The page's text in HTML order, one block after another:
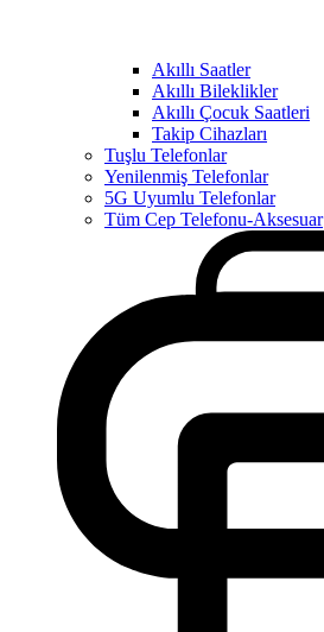
Akıllı Saatler
Akıllı Bileklikler
Akıllı Çocuk Saatleri
Takip Cihazları
Tuşlu Telefonlar
Yenilenmiş Telefonlar
5G Uyumlu Telefonlar
Tüm Cep Telefonu-Aksesuar